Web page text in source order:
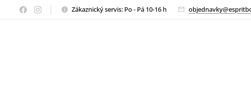
Zákaznický servis: Po - Pá 10-16 h